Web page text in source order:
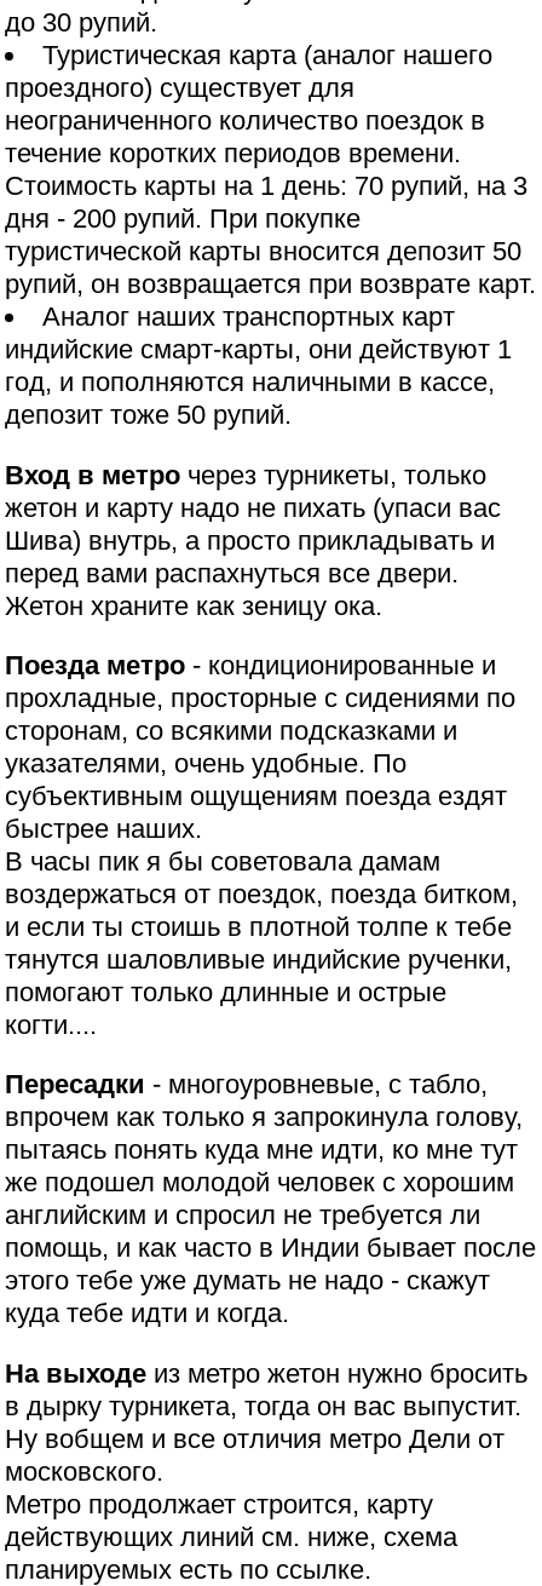
до 30 рупий.
Туристическая карта (аналог нашего
проездного) существует для
неограниченного количество поездок в
течение коротких периодов времени.
Стоимость карты на 1 день: 70 рупий, на 3
дня - 200 рупий. При покупке
туристической карты вносится депозит 50
рупий, он возвращается при возврате карт.
Аналог наших транспортных карт
индийские смарт-карты, они действуют 1
год, и пополняются наличными в кассе,
депозит тоже 50 рупий.
Вход в метро через турникеты, только
жетон и карту надо не пихать (упаси вас
Шива) внутрь, а просто прикладывать и
перед вами распахнуться все двери.
Жетон храните как зеницу ока.
Поезда метро - кондиционированные и
прохладные, просторные с сидениями по
сторонам, со всякими подсказками и
указателями, очень удобные. По
субъективным ощущениям поезда ездят
быстрее наших.
В часы пик я бы советовала дамам
воздержаться от поездок, поезда битком,
и если ты стоишь в плотной толпе к тебе
тянутся шаловливые индийские рученки,
помогают только длинные и острые
когти....
Пересадки - многоуровневые, с табло,
впрочем как только я запрокинула голову,
пытаясь понять куда мне идти, ко мне тут
же подошел молодой человек с хорошим
английским и спросил не требуется ли
помощь, и как часто в Индии бывает после
этого тебе уже думать не надо - скажут
куда тебе идти и когда.
На выходе из метро жетон нужно бросить
в дырку турникета, тогда он вас выпустит.
Ну вобщем и все отличия метро Дели от
московского.
Метро продолжает строится, карту
действующих линий см. ниже, схема
планируемых есть по ссылке.